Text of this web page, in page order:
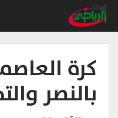
كرة
بالنصر